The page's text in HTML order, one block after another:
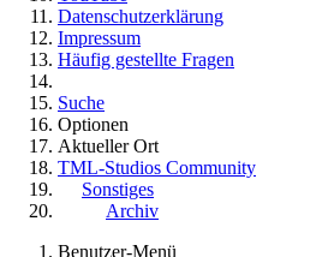
Datenschutzerklärung
Impressum
Häufig gestellte Fragen
Suche
Optionen
Aktueller Ort
TML-Studios Community
Sonstiges
Archiv
Benutzer-Menü